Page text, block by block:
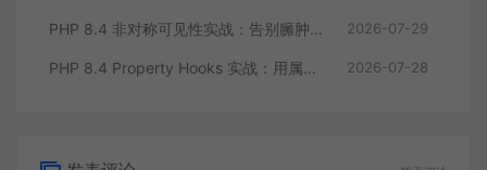
PHP 8.4 非对称可见性实战：告别臃肿的 getter/setter 控制读写分离 2026-07-29
PHP 8.4 Property Hooks 实战：用属性钩子替代臃肿的 getter/setter 2026-07-28